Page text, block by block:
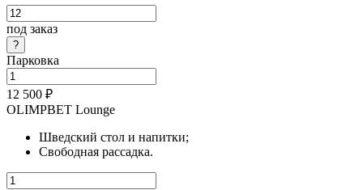
под заказ
Парковка
12 500 ₽
OLIMPBET Lounge
Шведский стол и напитки;
Свободная рассадка.